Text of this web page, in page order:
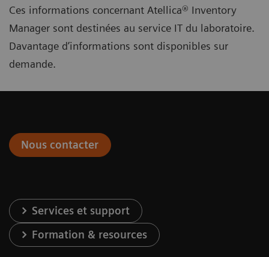
Ces informations concernant Atellica® Inventory
Manager sont destinées au service IT du laboratoire.
Davantage d’informations sont disponibles sur
demande.
Nous contacter
Services et support
Formation & resources